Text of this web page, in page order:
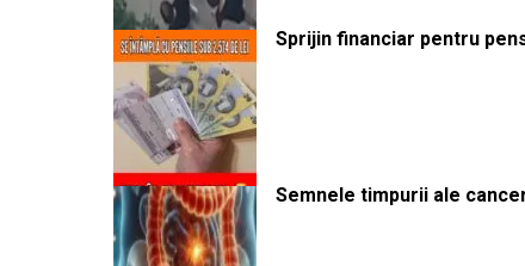
Sprijin financiar pentru
Semnele timpurii ale